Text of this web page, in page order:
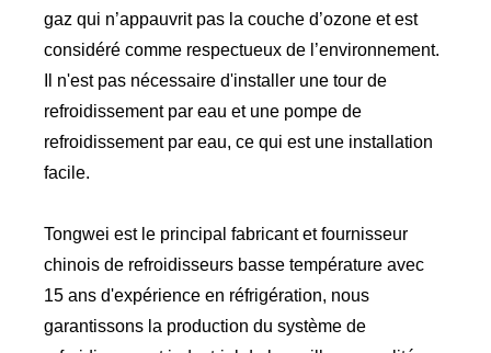
gaz qui n’appauvrit pas la couche d’ozone et est
considéré comme respectueux de l’environnement.
Il n'est pas nécessaire d'installer une tour de
refroidissement par eau et une pompe de
refroidissement par eau, ce qui est une installation
facile.
Tongwei est le principal fabricant et fournisseur
chinois de refroidisseurs basse température avec
15 ans d'expérience en réfrigération, nous
garantissons la production du système de